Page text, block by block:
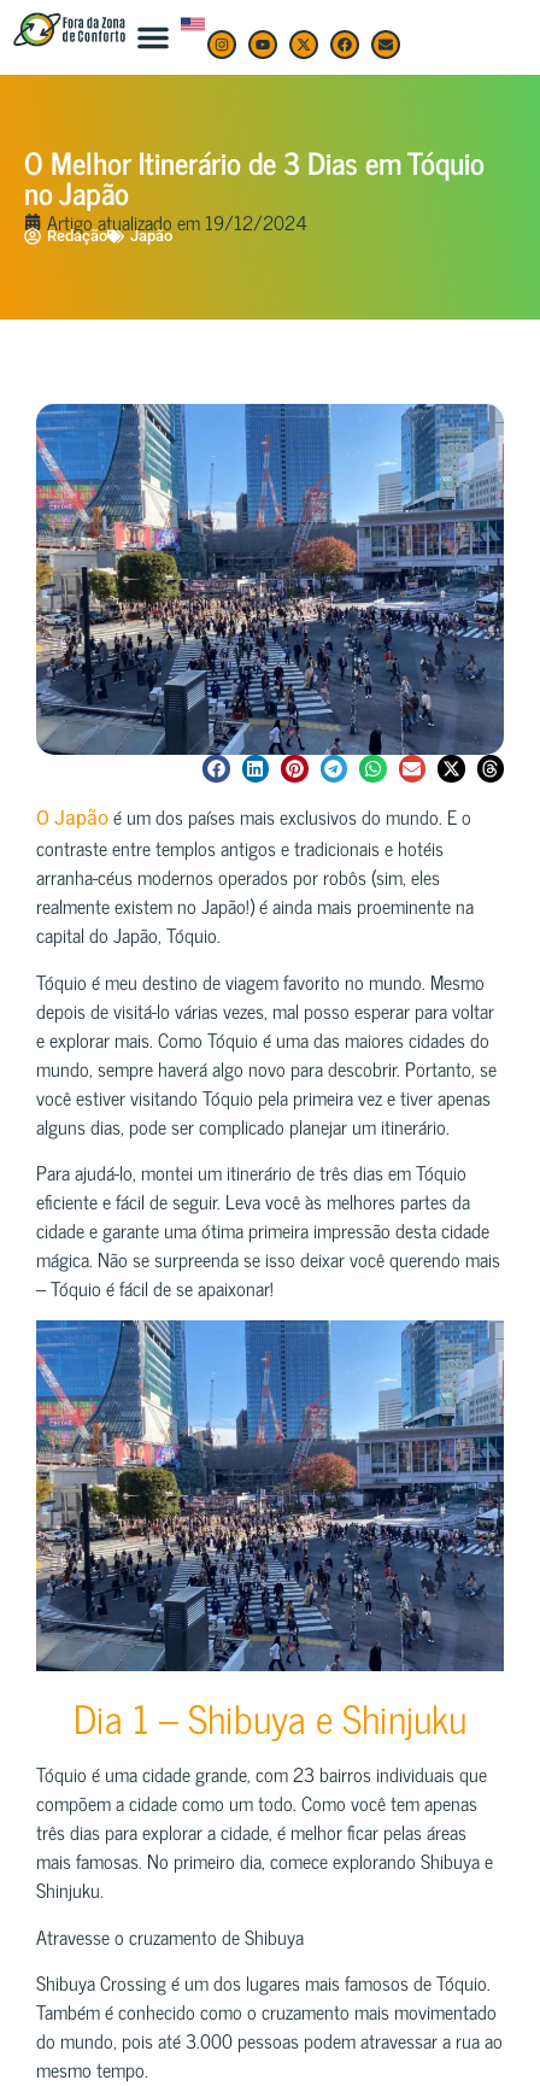
O Melhor Itinerário de 3 Dias em Tóquio
no Japão
Artigo atualizado em19/12/2024
Redação Japão
O Japão é um dos países mais exclusivos do mundo. E o
contraste entre templos antigos e tradicionais e hotéis
arranha-céus modernos operados por robôs (sim, eles
realmente existem no Japão!) é ainda mais proeminente na
capital do Japão, Tóquio.
Tóquio é meu destino de viagem favorito no mundo. Mesmo
depois de visitá-lo várias vezes, mal posso esperar para voltar
e explorar mais. Como Tóquio é uma das maiores cidades do
mundo, sempre haverá algo novo para descobrir. Portanto, se
você estiver visitando Tóquio pela primeira vez e tiver apenas
alguns dias, pode ser complicado planejar um itinerário.
Para ajudá-lo, montei um itinerário de três dias em Tóquio
eficiente e fácil de seguir. Leva você às melhores partes da
cidade e garante uma ótima primeira impressão desta cidade
mágica. Não se surpreenda se isso deixar você querendo mais
– Tóquio é fácil de se apaixonar!
Dia 1 – Shibuya e Shinjuku
Tóquio é uma cidade grande, com 23 bairros individuais que
compõem a cidade como um todo. Como você tem apenas
três dias para explorar a cidade, é melhor ficar pelas áreas
mais famosas. No primeiro dia, comece explorando Shibuya e
Shinjuku.
Atravesse o cruzamento de Shibuya
Shibuya Crossing é um dos lugares mais famosos de Tóquio.
Também é conhecido como o cruzamento mais movimentado
do mundo, pois até 3.000 pessoas podem atravessar a rua ao
mesmo tempo.